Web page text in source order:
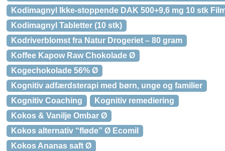
Kodimagnyl Ikke-stoppende DAK 500+9,6 mg 10 stk
Kodimagnyl Tabletter (10 stk)
Kodriverblomst fra Natur Drogeriet – 80 gram
Koffee Kapow Raw Chokolade Ø
Kogechokolade 56% Ø
Kognitiv adfærdsterapi med børn, unge og familier
Kognitiv Coaching
Kognitiv remediering
Kokos & Vanilje Ombar Ø
Kokos alternativ “fløde” Ø Ecomil
Kokos Ananas saft Ø